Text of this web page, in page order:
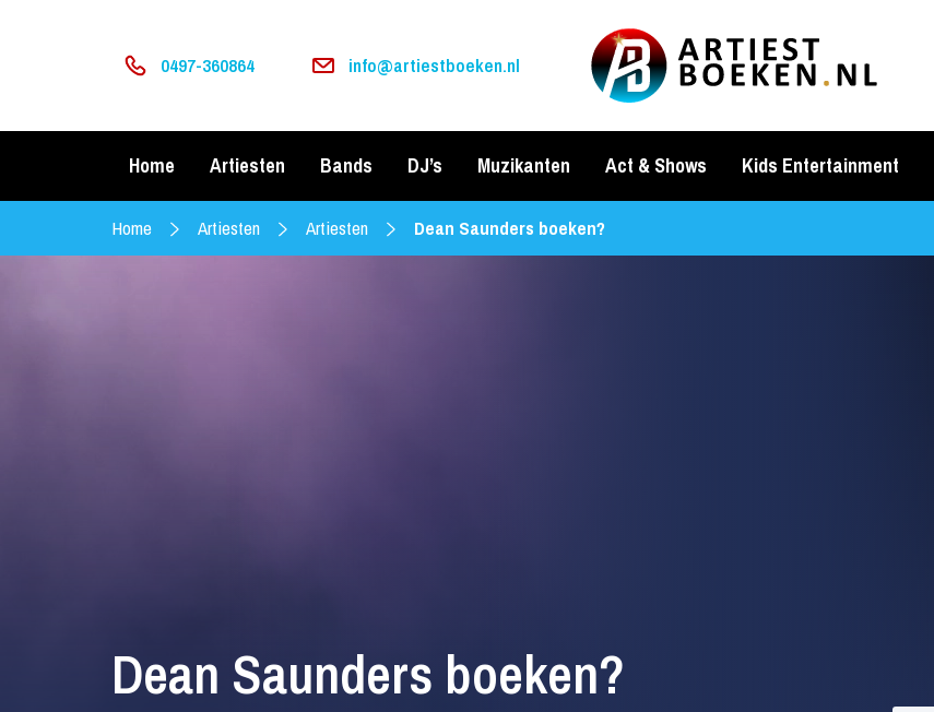
0497-360864 info@artiestboeken.nl
Home Artiesten Bands DJ’s Muzikanten Act & Shows Kids Entertainment
Home Artiesten Artiesten Dean Saunders boeken?
Dean Saunders boeken?